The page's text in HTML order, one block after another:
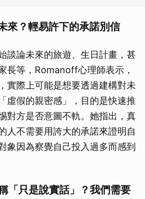
來？輕易許下的承諾別信
談論未來的旅遊、生日計畫，甚
長等，Romanoff心理師表示，
實際上可能是想要透過建構對未
虛假的親密感」，目的是快速推
對方是否意圖不軌。她指出，真
人不需要用誇大的承諾來證明自
象因為察覺自己投入過多而感到
「只是說實話」？我們需要